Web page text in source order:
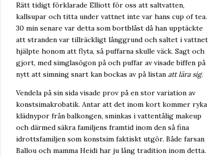
Rätt tidigt förklarade Elliott för oss att saltvatten,
kallsupar och titta under vattnet inte var hans cup of tea.
30 min senare var detta som bortblåst då han upptäckte
att stranden var tillräckligt långgrund och saltet i vattnet
hjälpte honom att flyta, så puffarna skulle väck. Sagt och
gjort, med simglasögon på och puffar av visade biffen på
nytt att simning snart kan bockas av på listan att lära sig.
Vendela på sin sida visade prov på en stor variation av
konstsimakrobatik. Antar att det inom kort kommer ryka
klädnypor från balkongen, sminkas i vattentålig makeup
och därmed säkra familjens framtid inom den så fina
idrottsfamiljen som konstsim faktiskt utgör. Både farsan
Ballou och mamma Heidi har ju lång tradition inom detta.